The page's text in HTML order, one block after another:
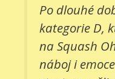
Po dlouhé
kategorie D,
na Squash
náboj i